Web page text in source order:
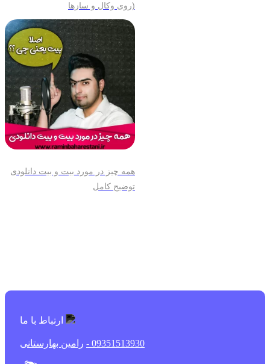
روی وکال و سازها)
همه چیز در مورد بیت و بیت دانلودی
توضیح کامل
ارتباط با ما
09351513930 - رامین بهارستانی